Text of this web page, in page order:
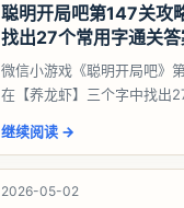
聪明开局吧第147关攻
找出27个常用字通关
微信小游戏《聪明开局吧》
在【养龙虾】三个字中找出
大、夫、夰、巾、中、虫、下
囗、吓、卟、
继续阅读 →
2026-05-02